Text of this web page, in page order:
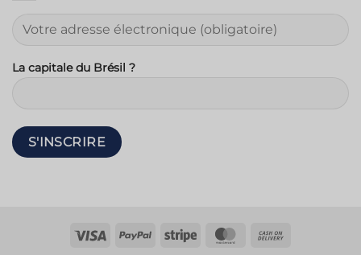
La capitale du Brésil ?
Visa PayPal Rayure MasterCard